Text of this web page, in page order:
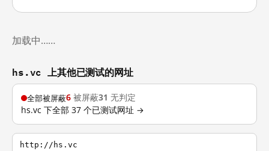
加载中……
hs.vc 上其他已测试的网址
全部被屏蔽6 被屏蔽31 无判定
hs.vc 下全部 37 个已测试网址 →
http://hs.vc